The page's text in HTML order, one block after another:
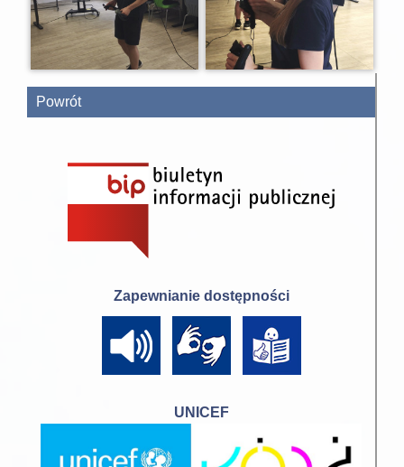
Powrót
Zapewnianie dostępności
UNICEF